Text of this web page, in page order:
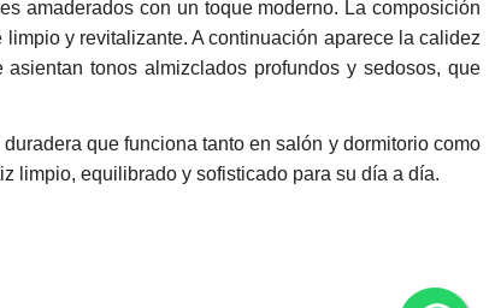
amaderados con un toque moderno. La composición
y revitalizante. A continuación aparece la calidez
tonos almizclados profundos y sedosos, que
que funciona tanto en salón y dormitorio como
limpio, equilibrado y sofisticado para su día a día.